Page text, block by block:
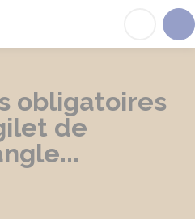
obligatoires
de